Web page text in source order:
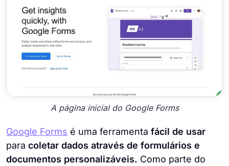
A página inicial do Google Forms
Google Forms é uma ferramenta fácil de usar
para coletar dados através de formulários e
documentos personalizáveis. Como parte do